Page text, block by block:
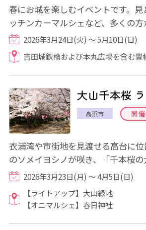
春にお城を楽しむイベントです。
ッチンカーマルシェなど、多くの
ト内容となっています。3月28日(土)
2026年3月24日(火) ～ 5月10日(日)
吉田城鉄櫓および本丸広場を含む豊
大山千本桜
高浜市 開
衣浦湾や市街地を見渡せる高台に
のソメイヨシノが咲き、「千本桜
います。園内全域で桜が楽しめます
2026年3月23日(月) ～ 4月5日(日)
【ライトアップ】大山緑地
【オニマルシェ】春日神社